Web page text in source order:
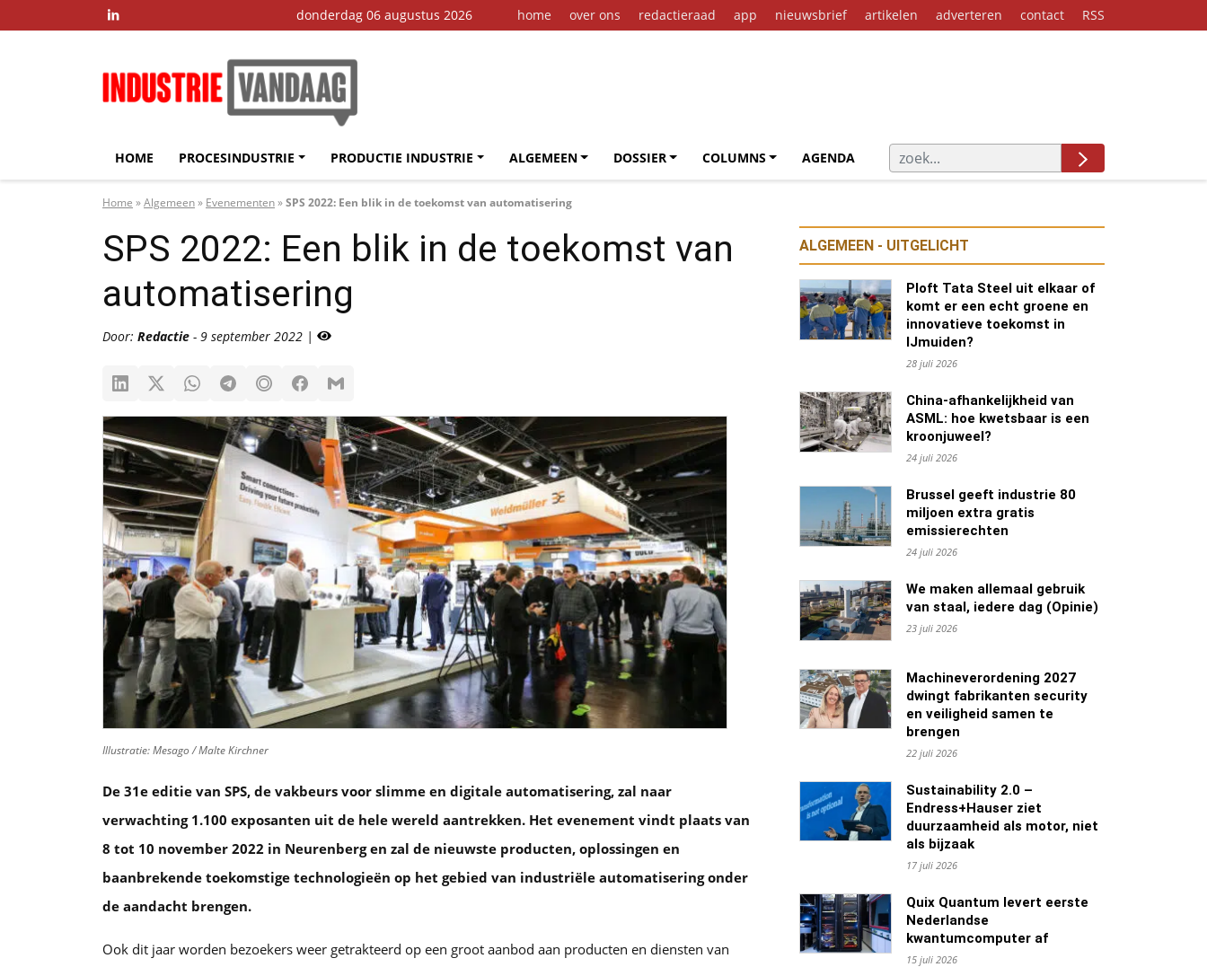
 donderdag 06 augustus 2026 home over ons redactieraad app nieuwsbrief artikelen adverteren contact RSS
HOME PROCESINDUSTRIE PRODUCTIE INDUSTRIE ALGEMEEN DOSSIER COLUMNS AGENDA
Home »Algemeen» Evenementen»SPS 2022: Een blik in de toekomst van automatisering
SPS 2022: Een blik in de toekomst van
automatisering
Door: Redactie - 9 september 2022 |
Illustratie: Mesago / Malte Kirchner
De 31e editie van SPS, de vakbeurs voor slimme en digitale automatisering, zal naar
verwachting 1.100 exposanten uit de hele wereld aantrekken. Het evenement vindt plaats van
8 tot 10 november 2022 in Neurenberg en zal de nieuwste producten, oplossingen en
baanbrekende toekomstige technologieën op het gebied van industriële automatisering onder
de aandacht brengen.
Ook dit jaar worden bezoekers weer getrakteerd op een groot aanbod aan producten en diensten van
ALGEMEEN - UITGELICHT
Ploft Tata Steel uit elkaar of
komt er een echt groene en
innovatieve toekomst in
IJmuiden?
28 juli 2026
China-afhankelijkheid van
ASML: hoe kwetsbaar is een
kroonjuweel?
24 juli 2026
Brussel geeft industrie 80
miljoen extra gratis
emissierechten
24 juli 2026
We maken allemaal gebruik
van staal, iedere dag (Opinie)
23 juli 2026
Machineverordening 2027
dwingt fabrikanten security
en veiligheid samen te
brengen
22 juli 2026
Sustainability 2.0 –
Endress+Hauser ziet
duurzaamheid als motor, niet
als bijzaak
17 juli 2026
Quix Quantum levert eerste
Nederlandse
kwantumcomputer af
15 juli 2026